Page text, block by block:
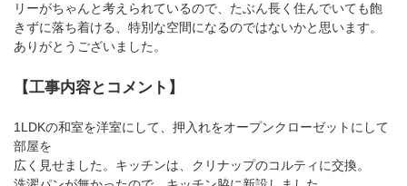
リーがちゃんと考えられているので、たぶん長く住んでいても飽
きずに落ち着ける、特別な空間になるのではないかと思います。
ありがとうございました。
【工事内容とコメント】
1LDKの和室を洋室にして、押入れをオープンクローゼットにして
部屋を
広く見せました。キッチンは、クリナップのコルティに交換。